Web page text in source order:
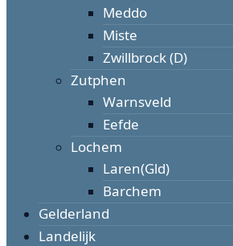
Meddo
Miste
Zwillbrock (D)
Zutphen
Warnsveld
Eefde
Lochem
Laren(Gld)
Barchem
Gelderland
Landelijk